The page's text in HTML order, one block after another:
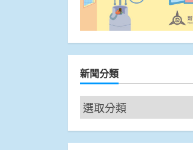
新聞分類
新
聞
分